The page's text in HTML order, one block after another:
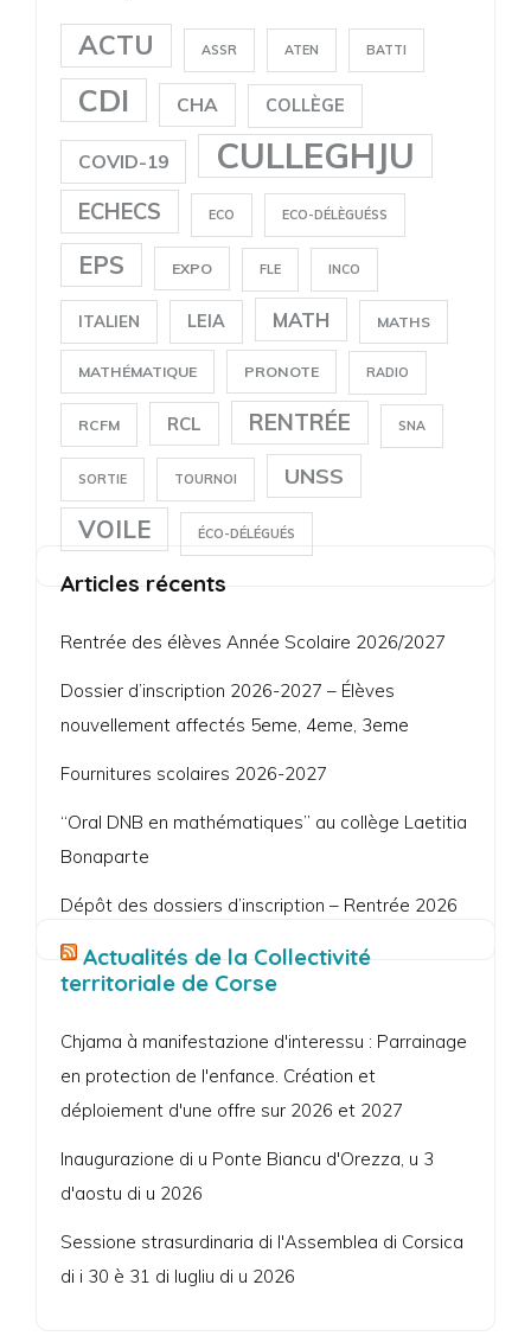
ACTU ASSR ATEN BATTI
CDI CHA COLLÈGE
COVID-19 CULLEGHJU
ECHECS ECO ECO-DÉLÈGUÉSS
EPS EXPO FLE INCO
ITALIEN LEIA MATH MATHS
MATHÉMATIQUE PRONOTE RADIO
RCFM RCL RENTRÉE SNA
SORTIE TOURNOI UNSS
VOILE ÉCO-DÉLÉGUÉS
Articles récents
Rentrée des élèves Année Scolaire 2026/2027
Dossier d’inscription 2026-2027 – Élèves
nouvellement affectés 5eme, 4eme, 3eme
Fournitures scolaires 2026-2027
“Oral DNB en mathématiques” au collège Laetitia
Bonaparte
Dépôt des dossiers d’inscription – Rentrée 2026
Actualités de la Collectivité
territoriale de Corse
Chjama à manifestazione d'interessu : Parrainage
en protection de l'enfance. Création et
déploiement d'une offre sur 2026 et 2027
Inaugurazione di u Ponte Biancu d'Orezza, u 3
d'aostu di u 2026
Sessione strasurdinaria di l'Assemblea di Corsica
di i 30 è 31 di lugliu di u 2026